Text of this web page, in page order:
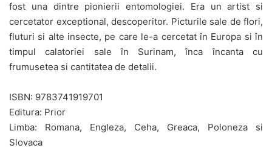
fost una dintre pionierii entomologiei. Era un artist si
cercetator exceptional, descoperitor. Picturile sale de flori,
fluturi si alte insecte, pe care le-a cercetat în Europa si în
timpul calatoriei sale în Surinam, înca încanta cu
frumusetea si cantitatea de detalii.
ISBN: 9783741919701
Editura: Prior
Limba: Romana, Engleza, Ceha, Greaca, Poloneza si
Slovaca